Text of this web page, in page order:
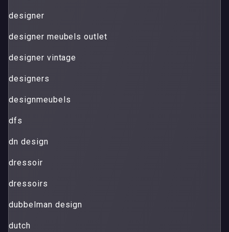
designer
designer meubels outlet
designer vintage
designers
designmeubels
dfs
dn design
dressoir
dressoirs
dubbelman design
dutch